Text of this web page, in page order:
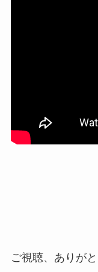
ご視聴、ありが